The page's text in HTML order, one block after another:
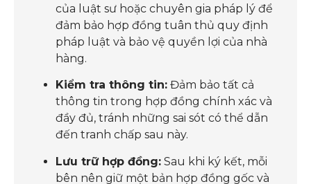
của luật sư hoặc chuyên gia pháp lý để
đảm bảo hợp đồng tuân thủ quy định
pháp luật và bảo vệ quyền lợi của nhà
hàng.
Kiểm tra thông tin: Đảm bảo tất cả
thông tin trong hợp đồng chính xác và
đầy đủ, tránh những sai sót có thể dẫn
đến tranh chấp sau này.
Lưu trữ hợp đồng: Sau khi ký kết, mỗi
bên nên giữ một bản hợp đồng gốc và